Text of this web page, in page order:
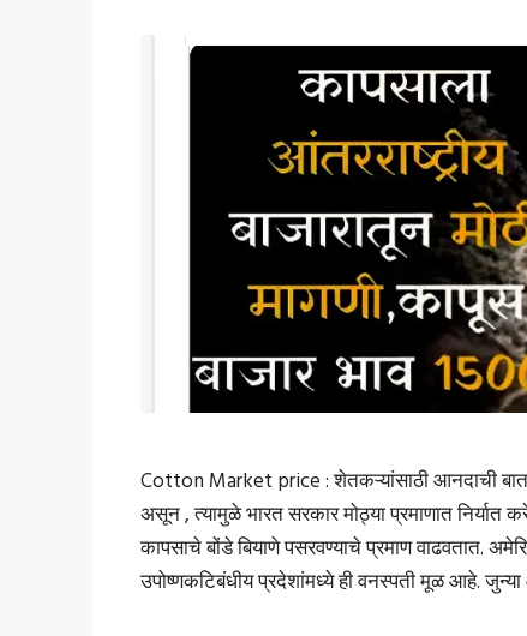
Cotton Market price : शेतकऱ्यांसाठी आनदाची
असून , त्यामुळे भारत सरकार मोठ्या प्रमाणात
कापसाचे बोंडे बियाणे पसरवण्याचे प्रमाण वाढवतात.
उपोष्णकटिबंधीय प्रदेशांमध्ये ही वनस्पती मूळ आहे.